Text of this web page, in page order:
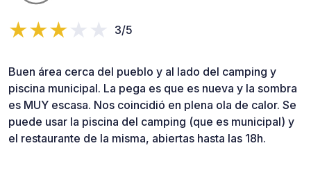
3/5
Buen área cerca del pueblo y al lado del camping y
piscina municipal. La pega es que es nueva y la sombra
es MUY escasa. Nos coincidió en plena ola de calor. Se
puede usar la piscina del camping (que es municipal) y
el restaurante de la misma, abiertas hasta las 18h.